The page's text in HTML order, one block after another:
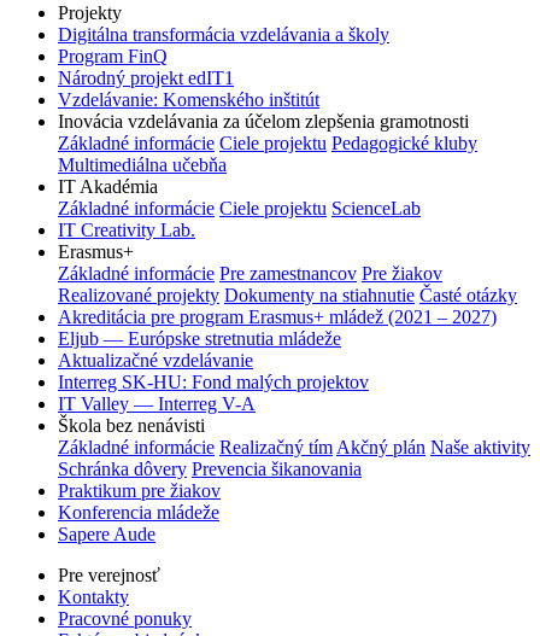
Projekty
Digitálna transformácia vzdelávania a školy
Program FinQ
Národný projekt edIT1
Vzdelávanie: Komenského inštitút
Inovácia vzdelávania za účelom zlepšenia gramotnosti
Základné informácie Ciele projektu Pedagogické kluby
Multimediálna učebňa
IT Akadémia
Základné informácie Ciele projektu ScienceLab
IT Creativity Lab.
Erasmus+
Základné informácie Pre zamestnancov Pre žiakov
Realizované projekty Dokumenty na stiahnutie Časté otázky
Akreditácia pre program Erasmus+ mládež (2021 – 2027)
Eljub — Európske stretnutia mládeže
Aktualizačné vzdelávanie
Interreg SK-HU: Fond malých projektov
IT Valley — Interreg V-A
Škola bez nenávisti
Základné informácie Realizačný tím Akčný plán Naše aktivity
Schránka dôvery Prevencia šikanovania
Praktikum pre žiakov
Konferencia mládeže
Sapere Aude
Pre verejnosť
Kontakty
Pracovné ponuky